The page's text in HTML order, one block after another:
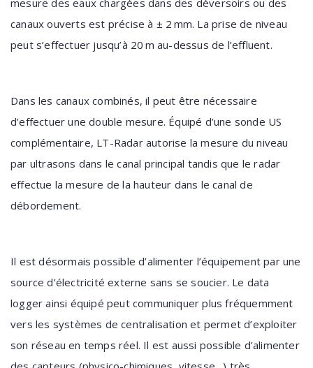
canaux ouverts est précise à ± 2 mm. La prise de niveau
peut s’effectuer jusqu’à 20 m au-dessus de l’effluent.
Dans les canaux combinés, il peut être nécessaire
d’effectuer une double mesure. Équipé d’une sonde US
complémentaire, LT-Radar autorise la mesure du niveau
par ultrasons dans le canal principal tandis que le radar
effectue la mesure de la hauteur dans le canal de
débordement.
Il est désormais possible d’alimenter l’équipement par une
source d’électricité externe sans se soucier. Le data
logger ainsi équipé peut communiquer plus fréquemment
vers les systèmes de centralisation et permet d’exploiter
son réseau en temps réel. Il est aussi possible d’alimenter